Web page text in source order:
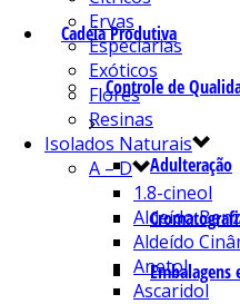
Cadeia Produtiva
Controle de
Adulteração
Embalagens
Ervas
Especiarias
Exóticos
Flores
Resinas
Isolados Naturais
A – D
1.8-cineol
Aldeído
Aldeído
Anetol
Ascaridol